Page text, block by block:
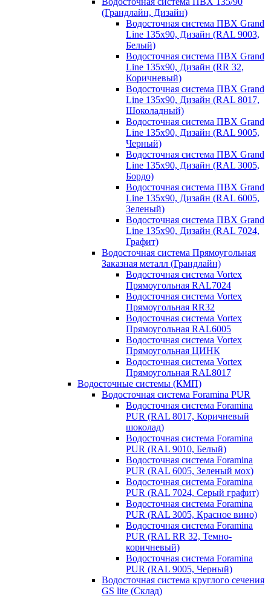
(Грандлайн, Дизайн)
Водосточная система ПВХ Grand
Line 135х90, Дизайн (RAL 9003,
Белый)
Водосточная система ПВХ Grand
Line 135х90, Дизайн (RR 32,
Коричневый)
Водосточная система ПВХ Grand
Line 135х90, Дизайн (RAL 8017,
Шоколадный)
Водосточная система ПВХ Grand
Line 135х90, Дизайн (RAL 9005,
Черный)
Водосточная система ПВХ Grand
Line 135х90, Дизайн (RAL 3005,
Бордо)
Водосточная система ПВХ Grand
Line 135х90, Дизайн (RAL 6005,
Зеленый)
Водосточная система ПВХ Grand
Line 135х90, Дизайн (RAL 7024,
Графит)
Водосточная система Прямоугольная
Заказная металл (Грандлайн)
Водосточная система Vortex
Прямоугольная RAL7024
Водосточная система Vortex
Прямоугольная RR32
Водосточная система Vortex
Прямоугольная RAL6005
Водосточная система Vortex
Прямоугольная ЦИНК
Водосточная система Vortex
Прямоугольная RAL8017
Водосточные системы (КМП)
Водосточная система Foramina PUR
Водосточная система Foramina
PUR (RAL 8017, Коричневый
шоколад)
Водосточная система Foramina
PUR (RAL 9010, Белый)
Водосточная система Foramina
PUR (RAL 6005, Зеленый мох)
Водосточная система Foramina
PUR (RAL 7024, Серый графит)
Водосточная система Foramina
PUR (RAL 3005, Красное вино)
Водосточная система Foramina
PUR (RAL RR 32, Темно-
коричневый)
Водосточная система Foramina
PUR (RAL 9005, Черный)
Водосточная система круглого сечения
GS lite (Склад)